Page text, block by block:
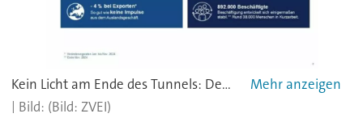
Kein Licht am Ende des Tunnels: Der ZVEI erwartet bei Produktion, Export und Beschäftigung rückläufige Kennzahlen.
(Bild: ZVEI)